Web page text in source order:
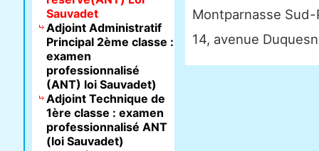
Montparnasse
14, avenue
Sauvadet
Adjoint Administratif
Principal 2ème classe :
examen
professionnalisé
(ANT) loi Sauvadet)
Adjoint Technique de
1ère classe : examen
professionnalisé ANT
(loi Sauvadet)